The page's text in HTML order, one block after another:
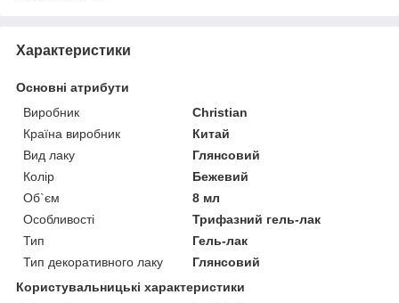
Характеристики
Основні атрибути
Виробник
Christian
Країна виробник
Китай
Вид лаку
Глянсовий
Колір
Бежевий
Об`єм
8 мл
Особливості
Трифазний гель-лак
Тип
Гель-лак
Тип декоративного лаку
Глянсовий
Користувальницькі характеристики